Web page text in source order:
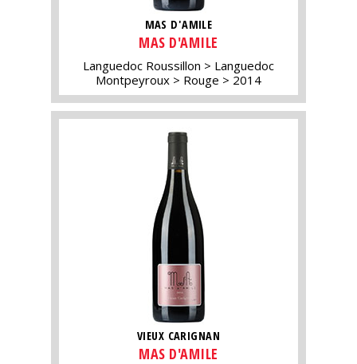
MAS D'AMILE
MAS D'AMILE
Languedoc Roussillon
Languedoc
Montpeyroux
Rouge 2014
VIEUX CARIGNAN
MAS D'AMILE